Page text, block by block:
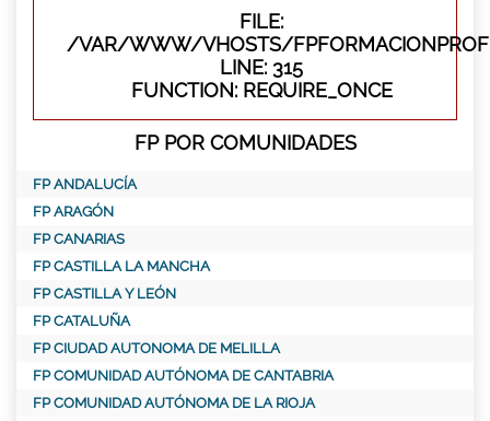
FILE:
/VAR/WWW/VHOSTS/
LINE: 315
FUNCTION: REQUIRE_ONCE
FP POR COMUNIDADES
FP ANDALUCÍA
FP ARAGÓN
FP CANARIAS
FP CASTILLA LA MANCHA
FP CASTILLA Y LEÓN
FP CATALUÑA
FP CIUDAD AUTONOMA DE MELILLA
FP COMUNIDAD AUTÓNOMA DE CANTABRIA
FP COMUNIDAD AUTÓNOMA DE LA RIOJA